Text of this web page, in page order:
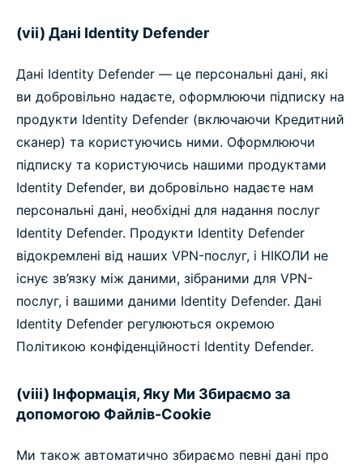
(vii) Дані Identity Defender
Дані Identity Defender — це персональні дані, які
ви добровільно надаєте, оформлюючи підписку на
продукти Identity Defender (включаючи Кредитний
сканер) та користуючись ними. Оформлюючи
підписку та користуючись нашими продуктами
Identity Defender, ви добровільно надаєте нам
персональні дані, необхідні для надання послуг
Identity Defender. Продукти Identity Defender
відокремлені від наших VPN-послуг, і НІКОЛИ не
існує зв’язку між даними, зібраними для VPN-
послуг, і вашими даними Identity Defender. Дані
Identity Defender регулюються окремою
Політикою конфіденційності Identity Defender.
(viii) Інформація, Яку Ми Збираємо за
допомогою Файлів-Cookie
Ми також автоматично збираємо певні дані про